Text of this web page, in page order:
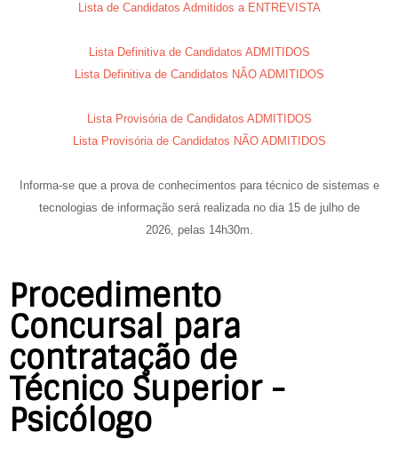
Lista de Candidatos Admitidos a ENTREVISTA
Lista Definitiva de Candidatos ADMITIDOS
Lista Definitiva de Candidatos NÃO ADMITIDOS
Lista Provisória de Candidatos ADMITIDOS
Lista Provisória de Candidatos NÃO ADMITIDOS
Informa-se que a prova de conhecimentos para técnico de sistemas e
tecnologias de informação será realizada no dia 15 de julho de
2026, pelas 14h30m.
Procedimento
Concursal para
contratação de
Técnico Superior -
Psicólogo